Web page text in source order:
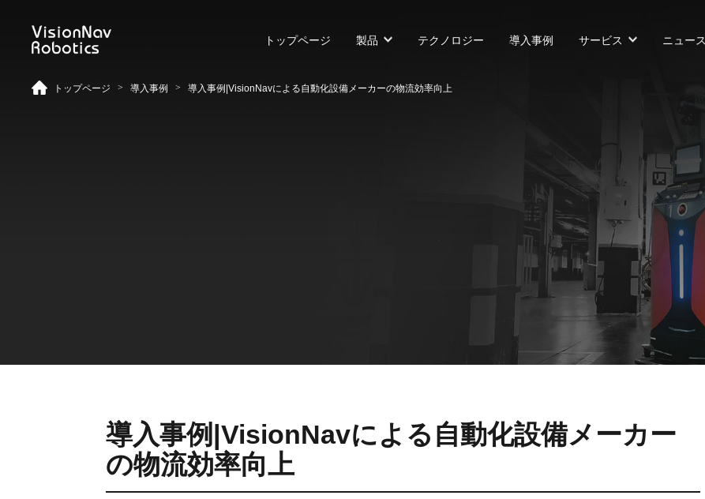
トップページ 製品 テクノロジー 導入事例 サービス ニュース
VNR 20 VNE35-66 VNP20(VL)-66
VNP20(VL)-07
VNSL 14
VNST20(VL)-66
VNQ 40
VNQ 60
VNQ 50
トップページ > 導入事例 > 導入事例|VisionNavによる自動化設備メーカーの物流効率向上
導入事例|VisionNavによる自動化設備メーカー
の物流効率向上